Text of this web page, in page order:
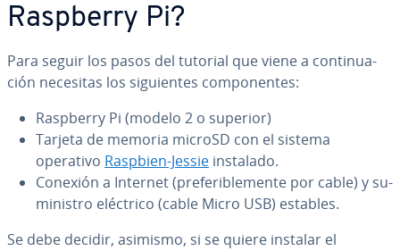
Raspberry Pi?
Para seguir los pasos del tutorial que viene a co­n­ti­nua­
ción necesitas los si­guie­n­tes co­m­po­ne­n­tes:
Raspberry Pi (modelo 2 o superior)
Tarjeta de memoria microSD con el sistema
operativo Raspbien-Jessie instalado.
Conexión a Internet (pre­fe­ri­ble­me­n­te por cable) y su­
mi­ni­s­tro eléctrico (cable Micro USB) estables.
Se debe decidir, asimismo, si se quiere instalar el